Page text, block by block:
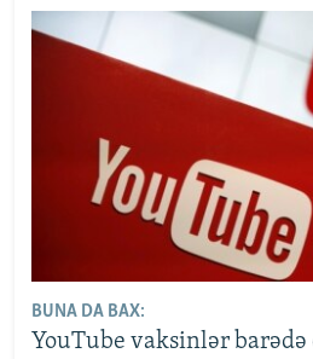
BUNA DA BAX:
YouTube vaksinlər